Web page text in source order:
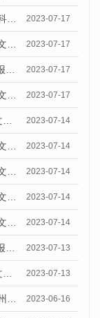
7月14日《中国科学报》报道我院与社会科学文献出版社联合发布《广州蓝皮书：广州城乡融合发展报告（2023）》的媒体文章 2023-07-17
7月14日《新快报》报道我院与社会科学文献出版社联合发布《广州蓝皮书：广州城乡融合发展报告（2023）》的媒体文章 2023-07-17
7月14日《南方都市报APP • 南都广州》报道我院与社会科学文献出版社联合发布《广州蓝皮书：广州城乡融合发展报告（2023）》的媒体文章 2023-07-17
7月12日《强国号》报道我院与社会科学文献出版社联合发布的《广州蓝皮书：广州经济发展报告（2023）》的媒体文章 2023-07-17
7月12日《南方+》报道我院与社会科学文献出版社联合发布的《广州蓝皮书：广州经济发展报告（2023）》的媒体文章 2023-07-14
7月12日《新快报》报道我院与社会科学文献出版社联合发布的《广州蓝皮书：广州经济发展报告（2023）》的媒体文章 2023-07-14
7月12日《南方网》报道我院与社会科学文献出版社联合发布了《广州蓝皮书：广州经济发展报告（2023）》的媒体文章 2023-07-14
7月13日《强国号》报道我院与社会科学文献出版社联合发布了《广州蓝皮书：广州城乡融合发展报告（2023）》的媒体文章 2023-07-14
7月12日《粤学习》报道我院与社会科学文献出版社联合发布的《广州蓝皮书：广州经济发展报告（2023）》媒体文章 2023-07-14
7月12日《南方都市报APP • 南都广州》报道我院与社会科学文献出版社联合发布《广州蓝皮书：广州经济发展报告（2023）》的媒体文章 2023-07-13
7月12日《南方+》报道我院与社会科学文献出版社联合发布的《广州蓝皮书：广州经济发展报告（2023）》的媒体文章 2023-07-13
5月30日《广州财政》报道我院研创的广州蓝皮书系列斩获全国第十三届优秀皮书奖3项大奖的媒体文章 2023-06-16